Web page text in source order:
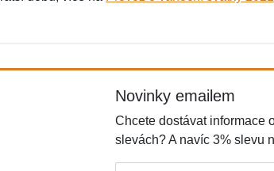
Novinky emailem
Chcete dostávat informace
slevách? A navíc 3% slevu